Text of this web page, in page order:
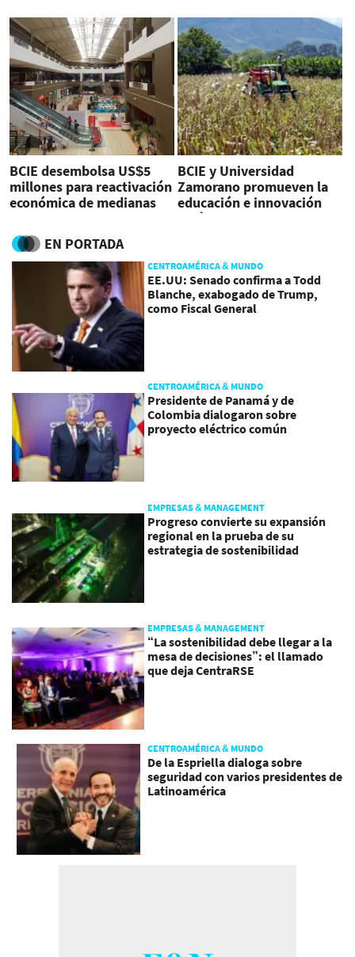
BCIE desembolsa US$5
millones para reactivación
económica de medianas
BCIE y Universidad
Zamorano promueven la
educación e innovación
agrícola
EN PORTADA
CENTROAMÉRICA & MUNDO
EE.UU: Senado confirma a Todd
Blanche, exabogado de Trump,
como Fiscal General
CENTROAMÉRICA & MUNDO
Presidente de Panamá y de
Colombia dialogaron sobre
proyecto eléctrico común
EMPRESAS & MANAGEMENT
Progreso convierte su expansión
regional en la prueba de su
estrategia de sostenibilidad
EMPRESAS & MANAGEMENT
“La sostenibilidad debe llegar a la
mesa de decisiones”: el llamado
que deja CentraRSE
CENTROAMÉRICA & MUNDO
De la Espriella dialoga sobre
seguridad con varios presidentes de
Latinoamérica